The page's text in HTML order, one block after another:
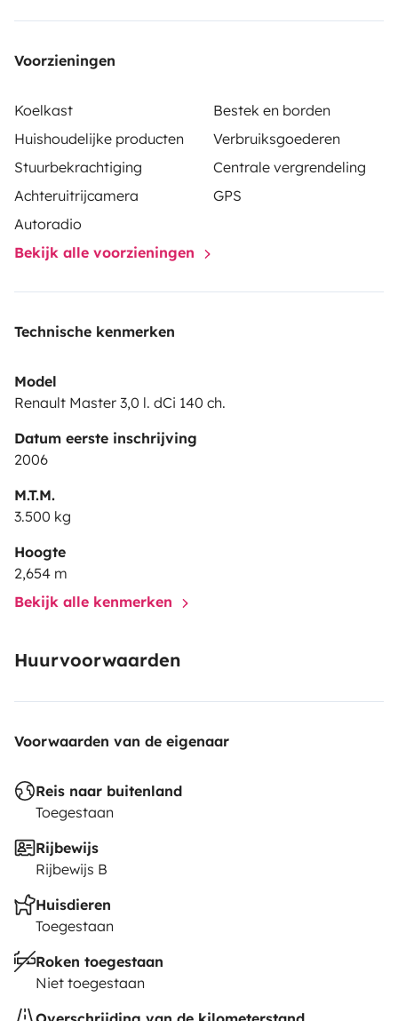
Voorzieningen
Koelkast
Bestek en borden
Huishoudelijke producten
Verbruiksgoederen
Stuurbekrachtiging
Centrale vergrendeling
Achteruitrijcamera
GPS
Autoradio
Bekijk alle voorzieningen
Technische kenmerken
Model
Renault Master 3,0 l. dCi 140 ch.
Datum eerste inschrijving
2006
M.T.M.
3.500 kg
Hoogte
2,654 m
Bekijk alle kenmerken
Huurvoorwaarden
Voorwaarden van de eigenaar
Reis naar buitenland
Toegestaan
Rijbewijs
Rijbewijs B
Huisdieren
Toegestaan
Roken toegestaan
Niet toegestaan